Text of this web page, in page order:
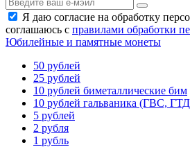
Я даю согласие на обработку
соглашаюсь с правилами обработки
Юбилейные и памятные монеты
50 рублей
25 рублей
10 рублей биметаллические бим
10 рублей гальваника (ГВС,
5 рублей
2 рубля
1 рубль